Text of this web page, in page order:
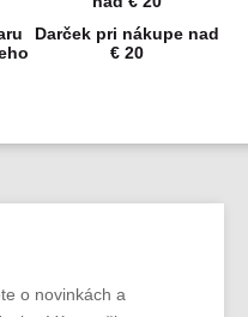
Darček pri nákupe nad
€ 20
o novinkách a